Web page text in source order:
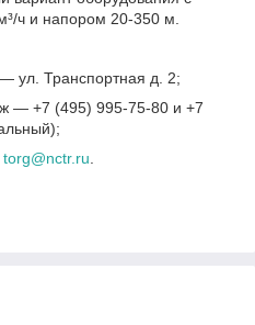
ч и напором 20-350 м.
ул. Транспортная д. 2;
— +7 (495) 995-75-80 и +7
torg@nctr.ru.